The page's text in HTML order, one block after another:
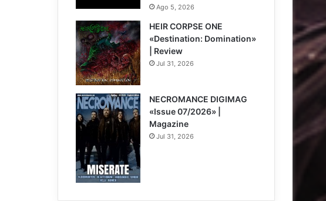
Ago 5, 2026
8
HEIR CORPSE ONE
«Destination: Domination»
| Review
Jul 31, 2026
NECROMANCE DIGIMAG
«Issue 07/2026» |
Magazine
Jul 31, 2026